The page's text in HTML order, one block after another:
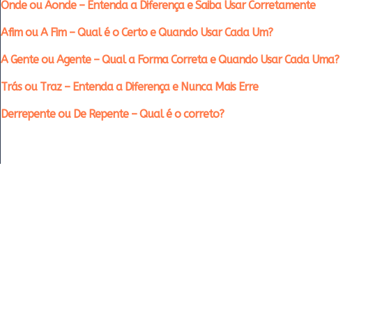
Onde ou Aonde – Entenda a Diferença e Saiba Usar Corretamente
Afim ou A Fim – Qual é o Certo e Quando Usar Cada Um?
A Gente ou Agente – Qual a Forma Correta e Quando Usar Cada Uma?
Trás ou Traz – Entenda a Diferença e Nunca Mais Erre
Derrepente ou De Repente – Qual é o correto?